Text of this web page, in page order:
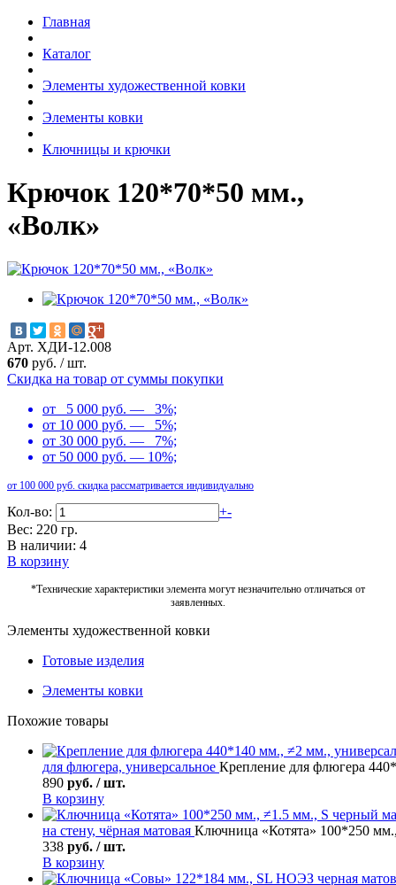
Главная
Каталог
Элементы художественной ковки
Элементы ковки
Ключницы и крючки
Крючок 120*70*50 мм.,
«Волк»
Арт. ХДИ-12.008
670 руб. /шт.
Скидка на товар от суммы покупки
от 5 000 руб. — 3%;
от 10 000 руб. — 5%;
от 30 000 руб. — 7%;
от 50 000 руб. — 10%;
от 100 000 руб. скидка рассматривается индивидуально
Кол-во: +-
Вес: 220 гр.
В наличии: 4
В корзину
*Технические характеристики элемента могут незначительно отличаться от
заявленных.
Элементы художественной ковки
Готовые изделия
Элементы ковки
Похожие товары
для флюгера, универсальное Крепление для флюгера
890 руб. / шт.
В корзину
на стену, чёрная матовая Ключница «Котята» 100*250
338 руб. / шт.
В корзину